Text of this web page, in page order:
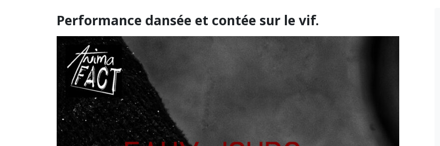
Performance dansée et contée sur le vif.